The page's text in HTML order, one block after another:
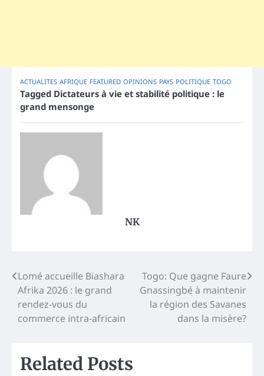
ACTUALITES AFRIQUE FEATURED OPINIONS PAYS POLITIQUE TOGO
Tagged Dictateurs à vie et stabilité politique : le
grand mensonge
NK
Post
navigation
Lomé accueille Biashara
Afrika 2026 : le grand
rendez-vous du
commerce intra-africain
Togo: Que gagne Faure
Gnassingbé à maintenir
la région des Savanes
dans la misère?
Related Posts